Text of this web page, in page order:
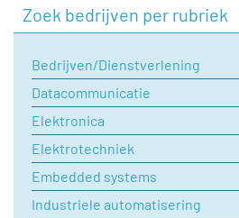
Zoek bedrijven per rubriek
Bedrijven/Dienstverlening
Datacommunicatie
Elektronica
Elektrotechniek
Embedded systems
Industriele automatisering